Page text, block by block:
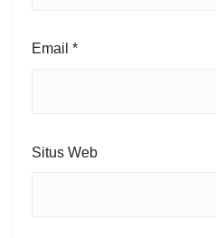
Email *
Situs Web